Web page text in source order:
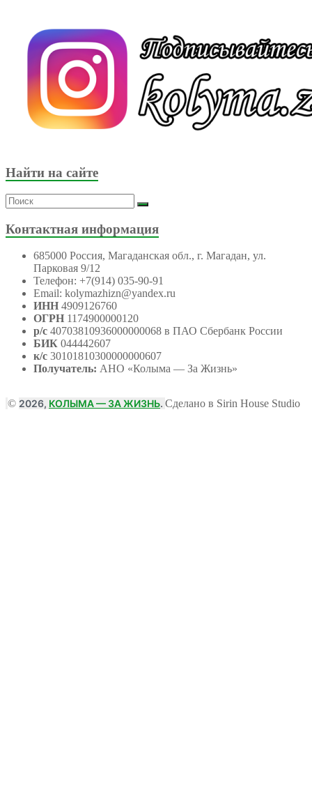
Найти на сайте
Контактная информация
685000 Россия, Магаданская обл., г. Магадан, ул.
Парковая 9/12
Телефон: +7(914) 035-90-91
Email: kolymazhizn@yandex.ru
ИНН 4909126760
ОГРН 1174900000120
р/с 40703810936000000068 в ПАО Сбербанк России
БИК 044442607
к/с 30101810300000000607
Получатель: АНО «Колыма — За Жизнь»
© 2026, КОЛЫМА — ЗА ЖИЗНЬ. Сделано в Sirin House Studio